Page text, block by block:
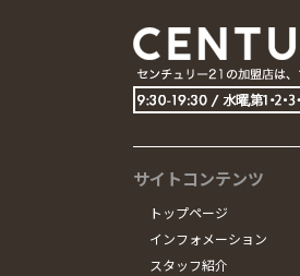
サイトコンテンツ
トップページ
インフォメーション
スタッフ紹介